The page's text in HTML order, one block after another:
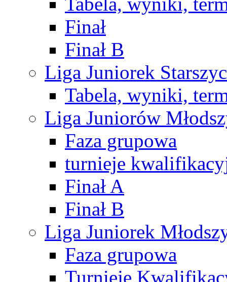
Finał
Finał B
Liga Juniorek
Tabela, wyniki,
Liga Juniorów
Faza grupowa
turnieje
Finał A
Finał B
Liga Juniorek
Faza grupowa
Turnieje